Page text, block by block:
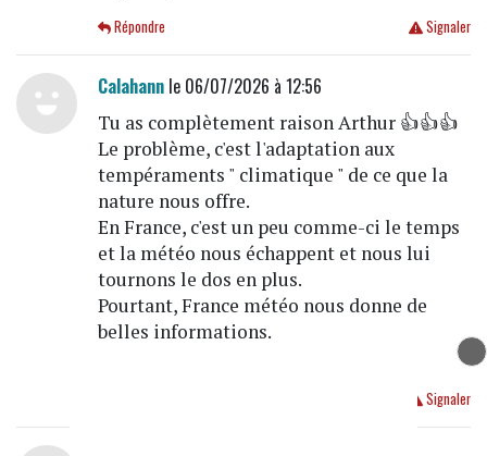
Signaler
Répondre
Calahannle 06/07/2026 à 12:56
Tu as complètement raison Arthur 👍👍👍
Le problème, c'est l'adaptation aux
tempéraments " climatique " de ce que la
nature nous offre.
En France, c'est un peu comme-ci le temps
et la météo nous échappent et nous lui
tournons le dos en plus.
Pourtant, France météo nous donne de
belles informations.
Signaler